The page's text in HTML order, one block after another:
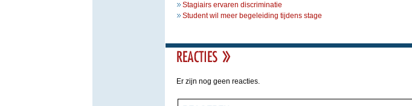
Stagiairs ervaren discriminatie
Student wil meer begeleiding tijdens stage
Er zijn nog geen reacties.